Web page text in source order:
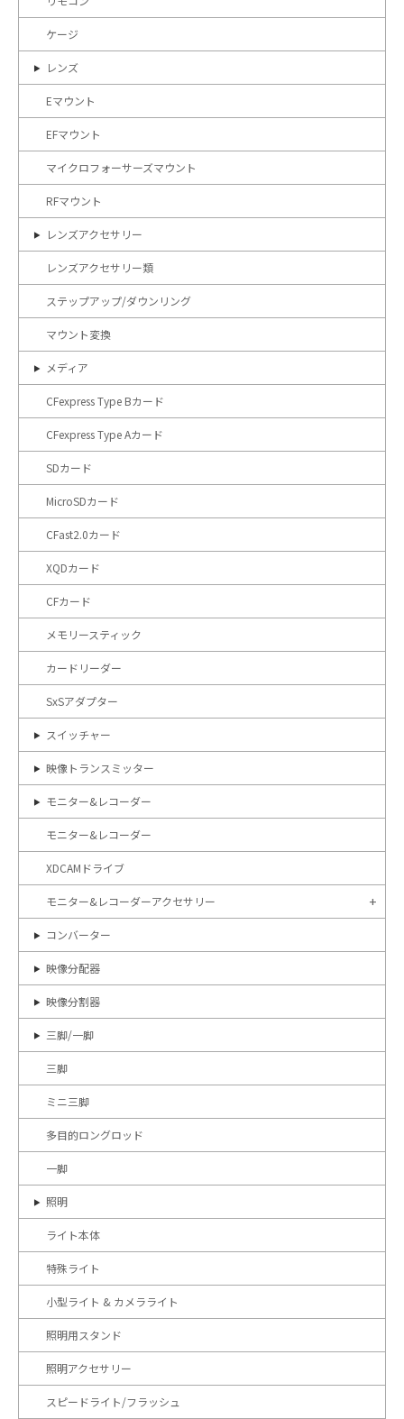
ケージ
レンズ
Eマウント
EFマウント
マイクロフォーサーズマウント
RFマウント
レンズアクセサリー
レンズアクセサリー類
ステップアップ/ダウンリング
マウント変換
メディア
CFexpress Type Bカード
CFexpress Type Aカード
SDカード
MicroSDカード
CFast2.0カード
XQDカード
CFカード
メモリースティック
カードリーダー
SxSアダプター
スイッチャー
映像トランスミッター
モニター&レコーダー
モニター&レコーダー
XDCAMドライブ
モニター&レコーダーアクセサリー
コンバーター
映像分配器
映像分割器
三脚/一脚
三脚
ミニ三脚
多目的ロングロッド
一脚
照明
ライト本体
特殊ライト
小型ライト & カメラライト
照明用スタンド
照明アクセサリー
スピードライト/フラッシュ